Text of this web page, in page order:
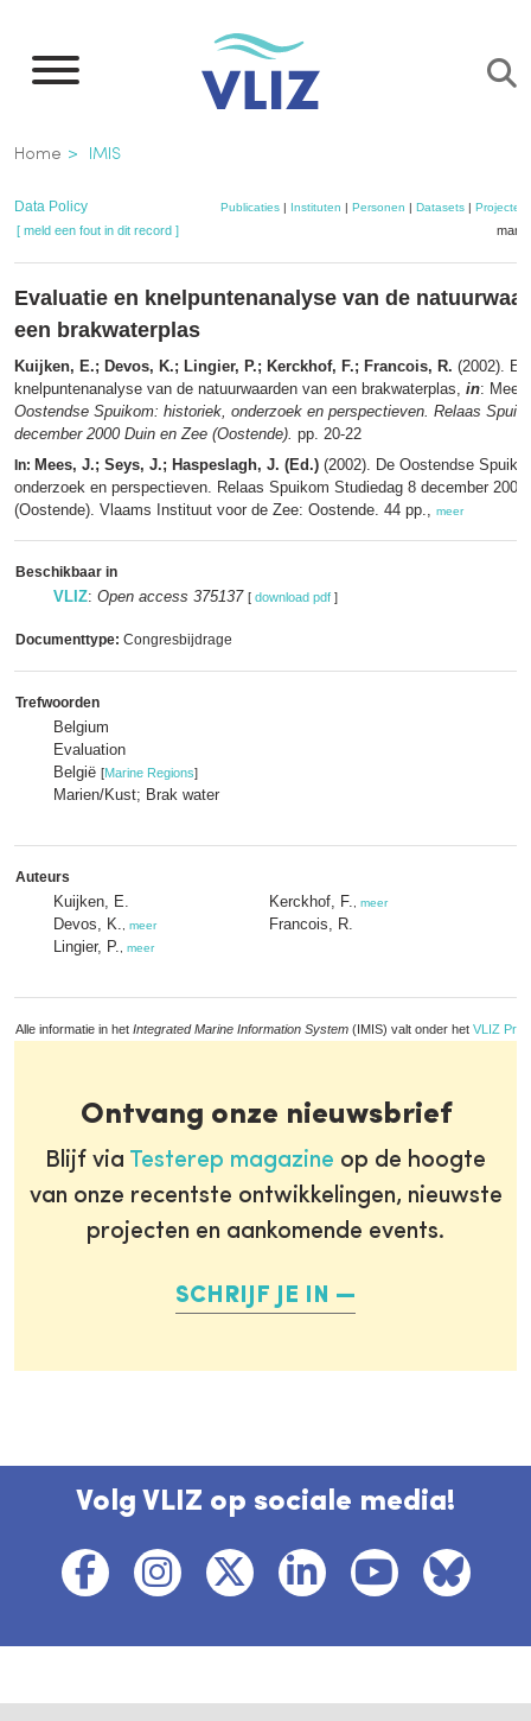
naar
inhoud
gaan
Kruimelpad
Home IMIS
Data Policy Publicaties| Instituten | Personen | Datasets| Projecten
[ meld een fout in dit record ]
Evaluatie en knelpuntenanalyse van de
een brakwaterplas
Kuijken, E.; Devos, K.; Lingier, P.; Kerckhof, F.; Francois, R. (2002).
knelpuntenanalyse van de natuurwaarden van een brakwaterplas, in:
Oostendse Spuikom: historiek, onderzoek en perspectieven. Relaas
december 2000 Duin en Zee (Oostende). pp. 20-22
In: Mees, J.; Seys, J.; Haspeslagh, J. (Ed.) (2002). De Oostendse
onderzoek en perspectieven. Relaas Spuikom Studiedag 8 december 2000
(Oostende). Vlaams Instituut voor de Zee: Oostende. 44 pp., meer
Beschikbaar in
VLIZ: Open access 375137 [ download pdf ]
Documenttype: Congresbijdrage
Trefwoorden
Belgium
Evaluation
België [Marine Regions]
Marien/Kust; Brak water
Auteurs
Kuijken, E.
Devos, K.
meer
Lingier, P. meer
Kerckhof, F. meer
Francois, R.
Alle informatie in het Integrated Marine Information System (IMIS) valt onder het VLIZ
Ontvang onze nieuwsbrief
Blijf via Testerep magazine op de hoogte
van onze recentste ontwikkelingen, nieuwste
projecten en aankomende events.
SCHRIJF JE IN
Volg VLIZ op sociale media!